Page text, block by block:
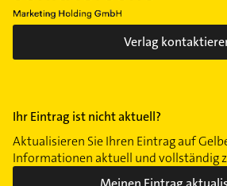
Verlag
Ihr Eintrag ist nicht aktuell?
Aktualisieren Sie Ihren Eintrag auf
Informationen aktuell und vollständig